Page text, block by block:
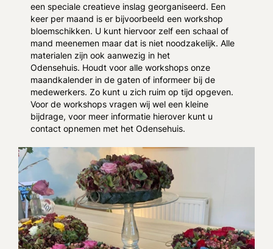
een speciale creatieve inslag georganiseerd. Een
keer per maand is er bijvoorbeeld een workshop
bloemschikken. U kunt hiervoor zelf een schaal of
mand meenemen maar dat is niet noodzakelijk. Alle
materialen zijn ook aanwezig in het
Odensehuis. Houdt voor alle workshops onze
maandkalender in de gaten of informeer bij de
medewerkers. Zo kunt u zich ruim op tijd opgeven.
Voor de workshops vragen wij wel een kleine
bijdrage, voor meer informatie hierover kunt u
contact opnemen met het Odensehuis.